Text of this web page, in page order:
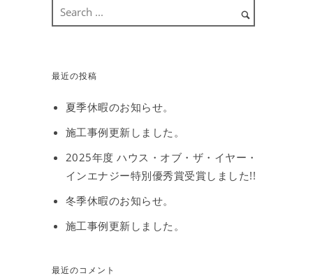
最近の投稿
夏季休暇のお知らせ。
施工事例更新しました。
2025年度 ハウス・オブ・ザ・イヤー・
インエナジー特別優秀賞受賞しました!!
冬季休暇のお知らせ。
施工事例更新しました。
最近のコメント